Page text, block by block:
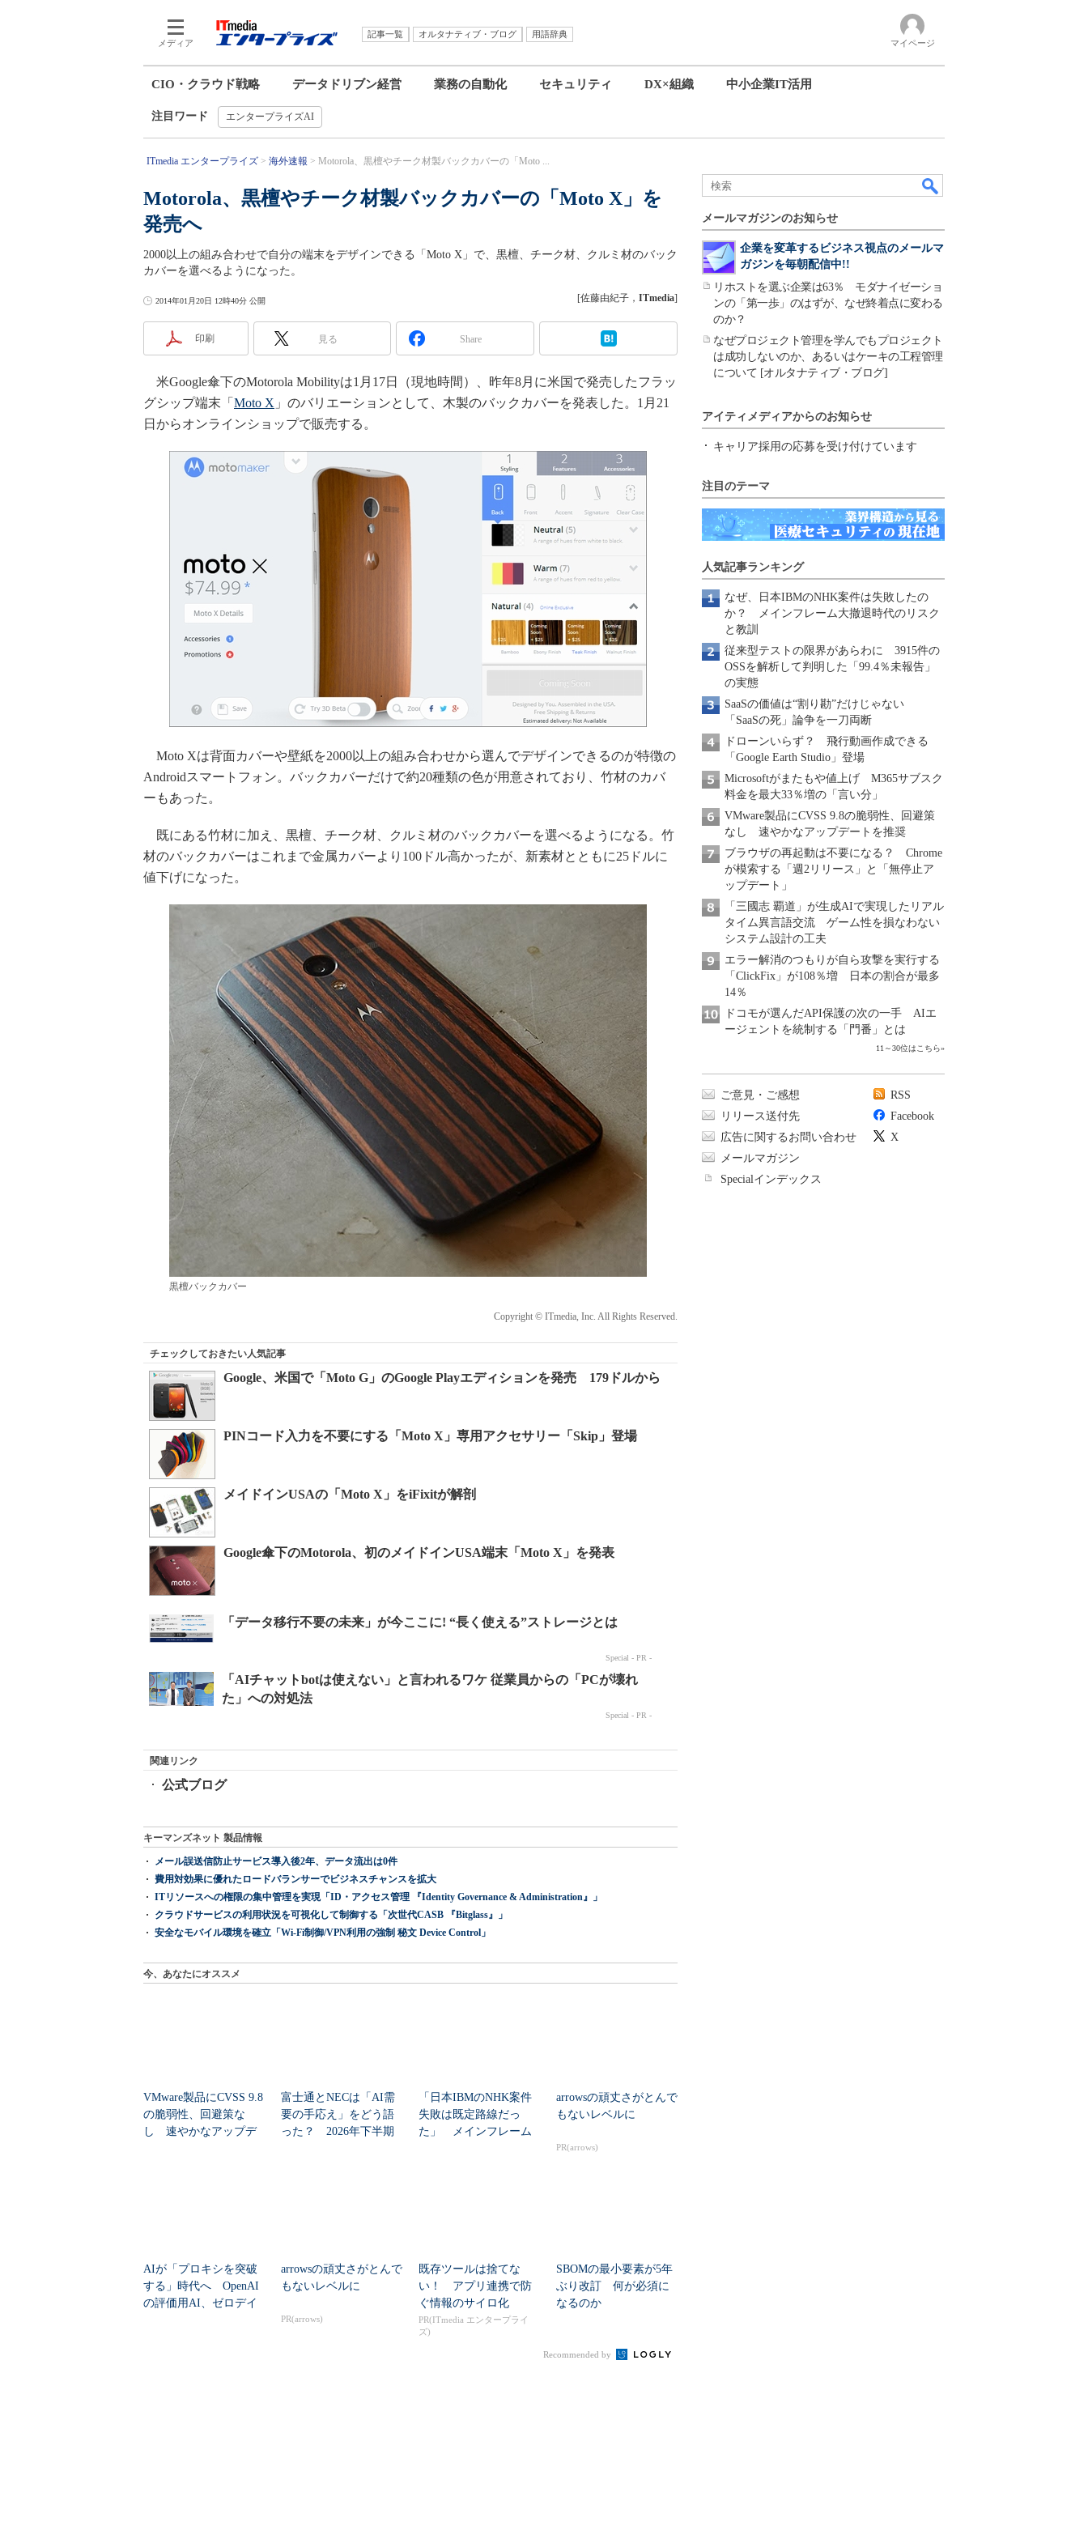
メディア
記事一覧 オルタナティブ・ブログ
用語辞典
マイページ
CIO・クラウド戦略 データドリブン経営 業務の自動化 セキュリティ DX×組織 中小企業IT活用
注目ワード エンタープライズAI
ITmedia エンタープライズ 海外速報 Motorola、黒檀やチーク材製バックカバーの「Moto ...
Motorola、黒檀やチーク材製バックカバーの「Moto X」を
発売へ
2000以上の組み合わせで自分の端末をデザインできる「Moto X」で、黒檀、チーク材、クルミ材のバック
カバーを選べるようになった。
2014年01月20日 12時40分 公開 [佐藤由紀子， ITmedia]
印刷 見る Share
米Google傘下のMotorola Mobilityは1月17日（現地時間）、昨年8月に米国で発売したフラッ
グシップ端末「 Moto X 」のバリエーションとして、木製のバックカバーを発表した。1月21
日からオンラインショップで販売する。
Moto Xは背面カバーや壁紙を2000以上の組み合わせから選んでデザインできるのが特徴の
Androidスマートフォン。バックカバーだけで約20種類の色が用意されており、竹材のカバ
ーもあった。
既にある竹材に加え、黒檀、チーク材、クルミ材のバックカバーを選べるようになる。竹
材のバックカバーはこれまで金属カバーより100ドル高かったが、新素材とともに25ドルに
値下げになった。
黒檀バックカバー
Copyright © ITmedia, Inc. All Rights Reserved.
チェックしておきたい人気記事
Google、米国で「Moto G」のGoogle Playエディションを発売 179ドルから
PINコード入力を不要にする「Moto X」専用アクセサリー「Skip」登場
メイドインUSAの「Moto X」をiFixitが解剖
Google傘下のMotorola、初のメイドインUSA端末「Moto X」を発表
関連リンク
公式ブログ
キーマンズネット 製品情報
メール誤送信防止サービス導入後2年、データ流出は0件
費用対効果に優れたロードバランサーでビジネスチャンスを拡大
ITリソースへの権限の集中管理を実現「ID・アクセス管理 『Identity Governance & Administration』」
クラウドサービスの利用状況を可視化して制御する「次世代CASB 『Bitglass』」
安全なモバイル環境を確立「Wi-Fi制御/VPN利用の強制 秘文 Device Control」
今、あなたにオススメ
VMware製品にCVSS 9.8
の脆弱性、回避策な
し 速やかなアップデ
富士通とNECは「AI需
要の手応え」をどう語
った？ 2026年下半期
「日本IBMのNHK案件
失敗は既定路線だっ
た」 メインフレーム
arrowsの頑丈さがとんで
もないレベルに
PR(arrows)
AIが「プロキシを突破
する」時代へ OpenAI
の評価用AI、ゼロデイ
arrowsの頑丈さがとんで
もないレベルに
PR(arrows)
既存ツールは捨てな
い！ アプリ連携で防
ぐ情報のサイロ化
PR(ITmedia エンタープライ
ズ)
SBOMの最小要素が5年
ぶり改訂 何が必須に
なるのか
Recommended by
メールマガジンのお知らせ
企業を変革するビジネス視点のメールマ
ガジンを毎朝配信中!!
リホストを選ぶ企業は63％ モダナイゼーショ
ンの「第一歩」のはずが、なぜ終着点に変わる
のか？
なぜプロジェクト管理を学んでもプロジェクト
は成功しないのか、あるいはケーキの工程管理
について [オルタナティブ・ブログ]
アイティメディアからのお知らせ
キャリア採用の応募を受け付けています
注目のテーマ
人気記事ランキング
なぜ、日本IBMのNHK案件は失敗したの
か？ メインフレーム大撤退時代のリスク
と教訓
従来型テストの限界があらわに 3915件の
OSSを解析して判明した「99.4％未報告」
の実態
SaaSの価値は“割り勘”だけじゃない
「SaaSの死」論争を一刀両断
ドローンいらず？ 飛行動画作成できる
「Google Earth Studio」登場
Microsoftがまたもや値上げ M365サブスク
料金を最大33％増の「言い分」
VMware製品にCVSS 9.8の脆弱性、回避策
なし 速やかなアップデートを推奨
ブラウザの再起動は不要になる？ Chrome
が模索する「週2リリース」と「無停止ア
ップデート」
「三國志 覇道」が生成AIで実現したリアル
タイム異言語交流 ゲーム性を損なわない
システム設計の工夫
エラー解消のつもりが自ら攻撃を実行する
「ClickFix」が108％増 日本の割合が最多
14％
ドコモが選んだAPI保護の次の一手 AIエ
ージェントを統制する「門番」とは
11～30位はこちら»
ご意見・ご感想
リリース送付先
広告に関するお問い合わせ
メールマガジン
Specialインデックス
RSS
Facebook
X